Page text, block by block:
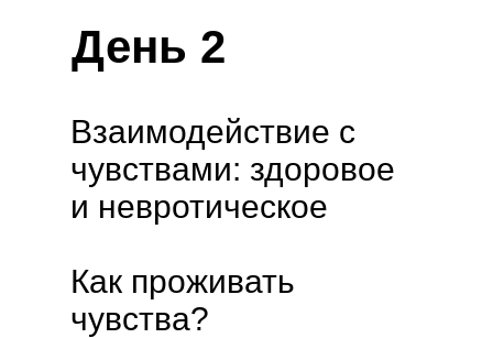
Взаимодействие с
чувствами: здоровое
и невротическое
Как проживать
чувства?
День 2